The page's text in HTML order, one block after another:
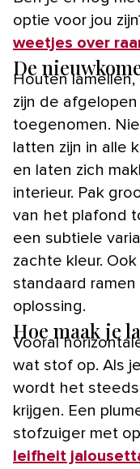
optie voor jou
weetjes over
De
Houten
zijn de
toegenomen.
latten zijn in alle
en laten zich
interieur. Pak
van het plafond
een subtiele
zachte kleur.
standaard
oplossing.
Hoe maak je
Vooral
wat stof op. Als
wordt het
krijgen. Een
stofzuiger met
leifheit